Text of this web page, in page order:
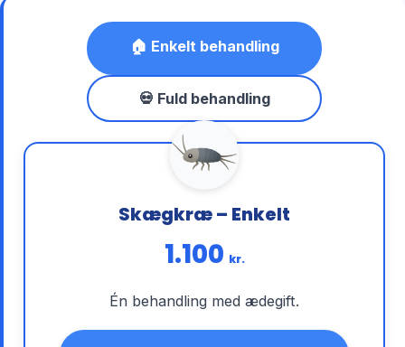
🏠 Enkelt behandling
💀 Fuld behandling
Skægkræ – Enkelt
1.100 kr.
Én behandling med ædegift.